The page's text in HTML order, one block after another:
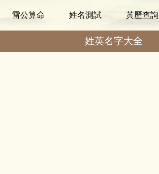
雷公算命 姓名測試 黃歷查詢
姓英名字大全